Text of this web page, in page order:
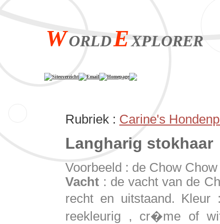
WORLDEXPLORER
Siteoverzicht Email Homepage
Rubriek : Carine's
Langharig
Voorbeeld : de Chow Chow
Vacht : de vacht van de
recht en uitstaand.
reekleurig , cr�me of